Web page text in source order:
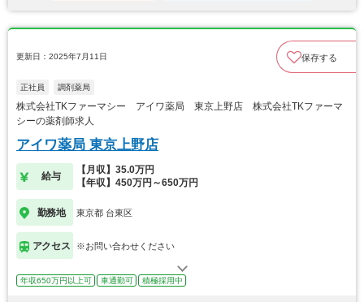
更新日：2025年7月11日 保存する
正社員 調剤薬局
株式会社TKファーマシー アイワ薬局 東京上野店 株式会社TKファーマ
シーの薬剤師求人
アイワ薬局 東京上野店
給与
【月収】35.0万円
【年収】450万円～650万円
勤務地 東京都 台東区
アクセス ※お問い合わせください
年収650万円以上可 車通勤可 積極採用中